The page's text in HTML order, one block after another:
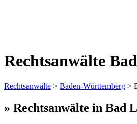
Rechtsanwälte
Rechtsanwälte > Baden-Württemberg >
» Rechtsanwälte in Bad